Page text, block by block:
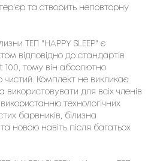
та створить неповторну
ТЕП "HAPPY SLEEP" є
відповідно до стандартів
100, тому він абсолютно
чистий. Комплект не викликає
використовувати для всіх членів
технологічних
барвників, білизна
новою навіть після багатьох